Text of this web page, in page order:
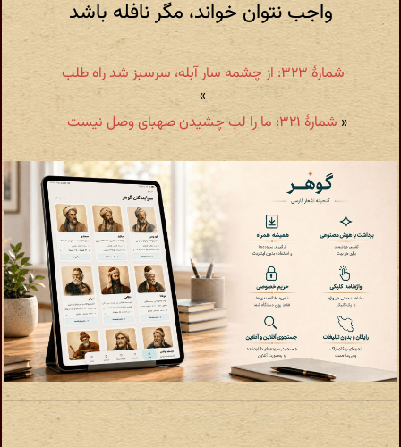
واجب نتوان خواند، مگر نافله باشد
شمارهٔ ۳۲۳: از چشمه سار آبله، سرسبز شد راه طلب
»
« شمارهٔ ۳۲۱: ما را لب چشیدن صهبای وصل نیست